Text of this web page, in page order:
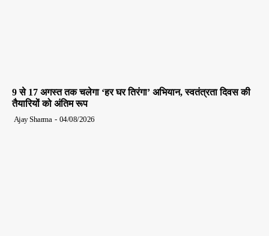
9 से 17 अगस्त तक चलेगा ‘हर घर तिरंगा’ अभियान, स्वतंत्रता दिवस की
तैयारियों को अंतिम रूप
Ajay Sharma - 04/08/2026